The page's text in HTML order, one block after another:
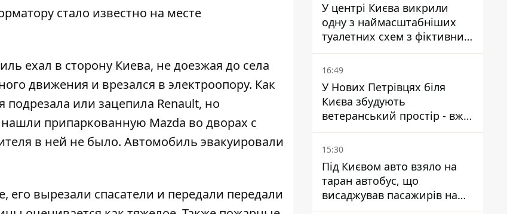
стало известно на месте
ехал в сторону Киева, не доезжая до села
движения и врезался в электроопору. Как
подрезала или зацепила Renault, но
припаркованную Mazda во дворах с
в ней не было. Автомобиль эвакуировали
вырезали спасатели и передали передали
У центрі Києва викрили
одну з наймасштабніших
туалетних схем з фіктивним
будинком
16:49
У Нових Петрівцях біля
Києва збудують
ветеранський простір - вже
знайшли проєктанта
15:30
Під Києвом авто взяло на
таран автобус, що
висаджував пасажирів на
зупинці - пасажирка в